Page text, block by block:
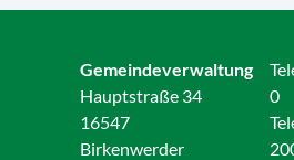
Gemeindeverwaltung
Hauptstraße 34
16547
Birkenwerder
0